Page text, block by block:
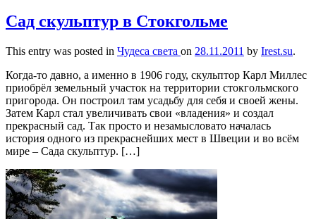
Сад скульптур в Стокгольме
This entry was posted in Чудеса света on 28.11.2011 by Irest.su.
Когда-то давно, а именно в 1906 году, скульптор Карл Миллес
приобрёл земельный участок на территории стокгольмского
пригорода. Он построил там усадьбу для себя и своей жены.
Затем Карл стал увеличивать свои «владения» и создал
прекрасный сад. Так просто и незамысловато началась
история одного из прекраснейших мест в Швеции и во всём
мире – Сада скульптур. […]